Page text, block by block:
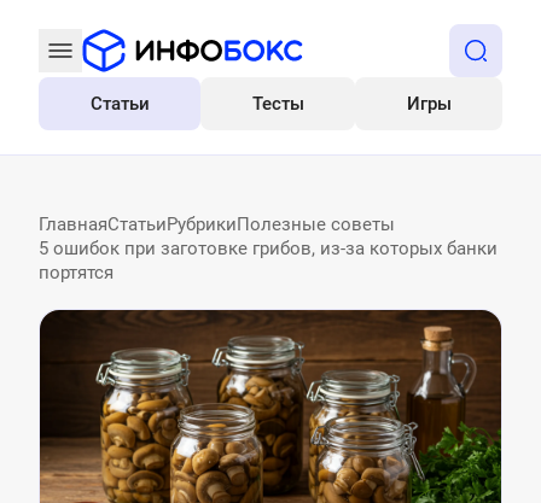
Все
Статьи Тесты Игры
ГлавнаяСтатьиРубрикиПолезные советы
5 ошибок при заготовке грибов, из-за которых банки
портятся